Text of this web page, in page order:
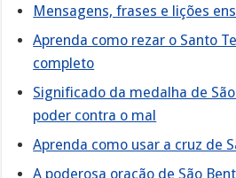
Mensagens, frases e lições
Aprenda como rezar o Santo
completo
Significado da medalha de
poder contra o mal
Aprenda como usar a cruz de
A poderosa oração de São